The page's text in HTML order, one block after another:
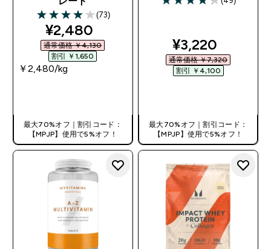
4 out of 5 stars
(73)
discounted price
¥2,480‎
通常価格 ￥4,130‎
割引 ￥1,650‎
￥2,480‎/kg
最大70%オフ｜割引コード：
【MPJP】使用で5%オフ！
4.22 out of 5 stars
discounted
¥3,220‎
通常価格 ￥7,320‎
割引 ￥4,100‎
最大70%オフ｜割引コード：
【MPJP】使用で5%オフ！